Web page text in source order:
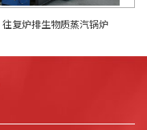
往复炉排生物质蒸汽锅炉